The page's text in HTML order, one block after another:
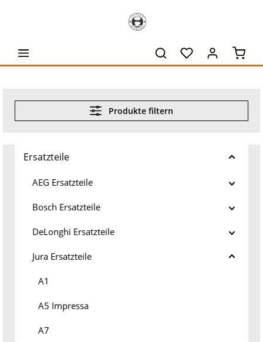
Produkte filtern
Ersatzteile
AEG Ersatzteile
Bosch Ersatzteile
DeLonghi Ersatzteile
Jura Ersatzteile
A1
A5 Impressa
A7